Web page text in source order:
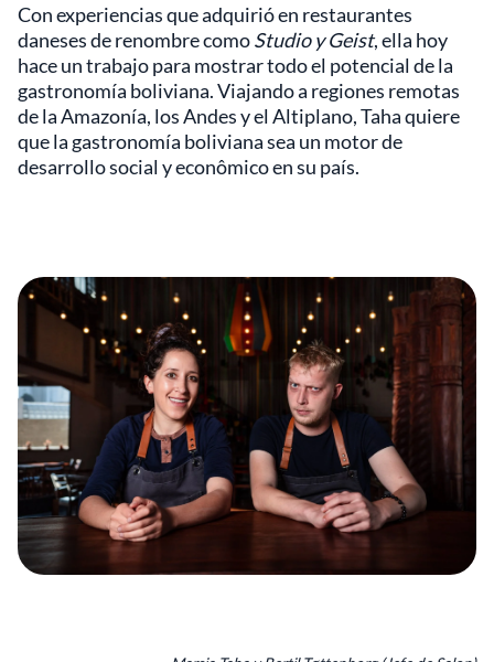
Con experiencias que adquirió en restaurantes
daneses de renombre comoStudio y Geist, ella hoy
hace un trabajo para mostrar todo el potencial de la
gastronomía boliviana. Viajando a regiones remotas
de la Amazonía, los Andes y el Altiplano, Taha quiere
que la gastronomía boliviana sea un motor de
desarrollo social y econômico en su país.